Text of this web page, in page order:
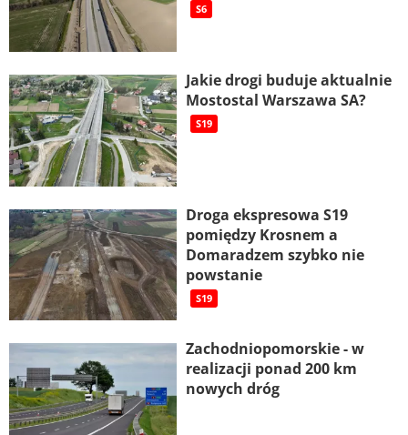
S6
Jakie drogi buduje aktualnie
Mostostal Warszawa SA?
S19
Droga ekspresowa S19
pomiędzy Krosnem a
Domaradzem szybko nie
powstanie
S19
Zachodniopomorskie - w
realizacji ponad 200 km
nowych dróg